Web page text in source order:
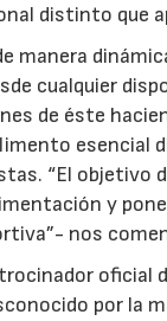
distinto que
manera
cualquier
de éste
esencial
“El objetivo
y
nos
oficial
por la